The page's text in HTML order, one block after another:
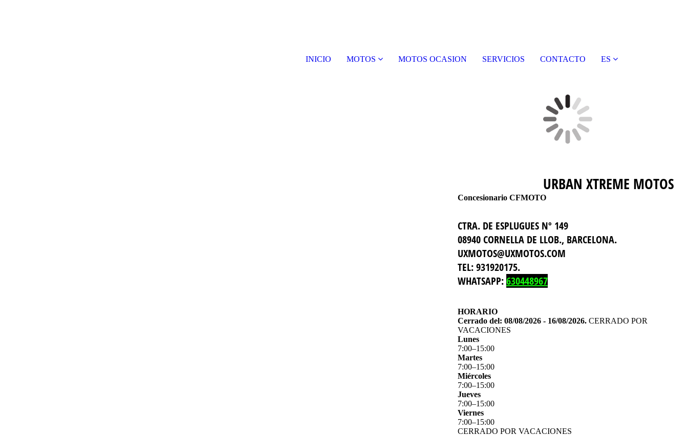
INICIO MOTOS MOTOS OCASION SERVICIOS CONTACTO ES
URBAN XTREME MOTOS
Concesionario CFMOTO
CTRA. DE ESPLUGUES Nº 149
08940 CORNELLA DE LLOB., BARCELONA.
UXMOTOS@UXMOTOS.COM
TEL: 931920175.
WHATSAPP:630448967
HORARIO
Cerrado del: 08/08/2026 - 16/08/2026. CERRADO POR
VACACIONES
Lunes
7:00–15:00
Martes
7:00–15:00
Miércoles
7:00–15:00
Jueves
7:00–15:00
Viernes
7:00–15:00
CERRADO POR VACACIONES